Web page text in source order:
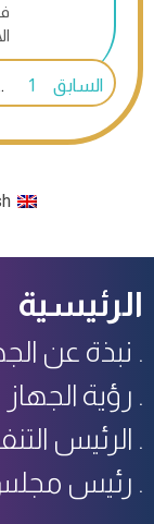
السابق 1
الرئيسية
نبذة عن
رؤية الجهاز
الرئيس
رئيس مجلس